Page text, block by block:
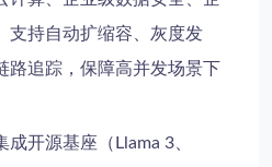
支持自动扩缩容、灰度发
路追踪，保障高并发场景下
成开源基座（Llama 3、